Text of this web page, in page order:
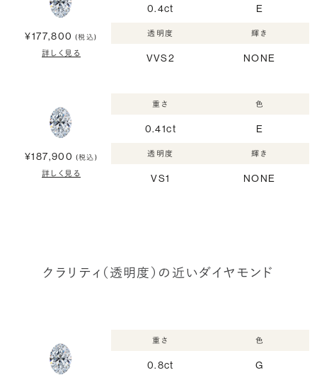
¥177,800 (税込)
詳しく見る
0.4ct E
透明度
VVS2
輝き
NONE
¥187,900 (税込)
詳しく見る
重さ
0.41ct
色
E
透明度
VS1
輝き
NONE
クラリティ（透明度）の近いダイヤモンド
重さ
0.8ct
色
G